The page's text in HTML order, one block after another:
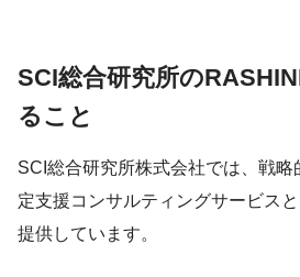
SCI総合研究所の
ること
SCI総合研究所株式会社では、戦
定支援コンサルティングサービスと
提供しています。